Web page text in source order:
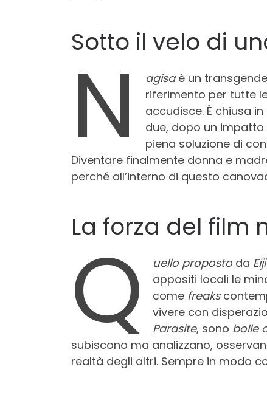
Sotto il velo di
N agisaè un
riferimento per tutte
accudisce. È chiusa
due, dopo un
piena soluzione di
Diventare finalmente donna e
perché all’interno di questo
La forza del film
Q uello proposto da
appositi locali le
come freaks
vivere con
Parasite, sono bolle
subiscono ma analizzano,
realtà degli altri. Sempre in modo